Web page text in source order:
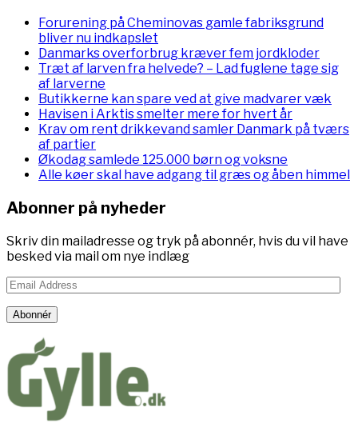
Forurening på Cheminovas gamle fabriksgrund
bliver nu indkapslet
Danmarks overforbrug kræver fem jordkloder
Træt af larven fra helvede? – Lad fuglene tage sig
af larverne
Butikkerne kan spare ved at give madvarer væk
Havisen i Arktis smelter mere for hvert år
Krav om rent drikkevand samler Danmark på tværs
af partier
Økodag samlede 125.000 børn og voksne
Alle køer skal have adgang til græs og åben himmel
Abonner på nyheder
Skriv din mailadresse og tryk på abonnér, hvis du vil have
besked via mail om nye indlæg
Email
Address
Abonnér